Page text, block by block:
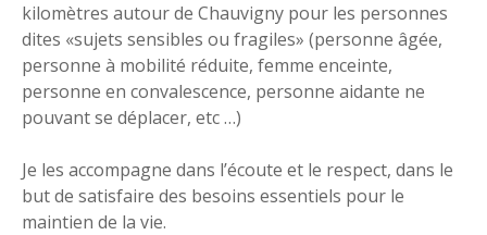
kilomètres autour de Chauvigny pour les personnes
dites «sujets sensibles ou fragiles» (personne âgée,
personne à mobilité réduite, femme enceinte,
personne en convalescence, personne aidante ne
pouvant se déplacer, etc …)
Je les accompagne dans l’écoute et le respect, dans le
but de satisfaire des besoins essentiels pour le
maintien de la vie.